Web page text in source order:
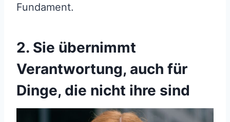
Fundament.
2. Sie übernimmt
Verantwortung, auch für
Dinge, die nicht ihre sind